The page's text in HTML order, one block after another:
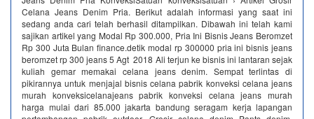
Celana Jeans Denim Pria. Berikut adalah informasi yang saat ini
sedang anda cari telah berhasil ditampilkan. Dibawah ini telah kami
sajikan artikel yang Modal Rp 300.000, Pria Ini Bisnis Jeans Beromzet
Rp 300 Juta Bulan finance.detik modal rp 300000 pria ini bisnis jeans
beromzet rp 300 jeans 5 Agt 2018 Ali terjun ke bisnis ini lantaran sejak
kuliah gemar memakai celana jeans denim. Sempat terlintas di
pikirannya untuk menjajal bisnis celana pabrik konveksi celana jeans
murah konveksicelanajeans pabrik konveksi celana jeans murah
harga mulai dari 85.000 jakarta bandung seragam kerja lapangan